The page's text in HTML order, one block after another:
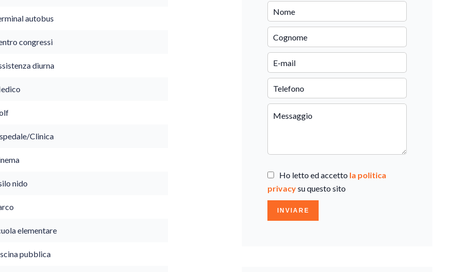
autobus
congressi
diurna
Clinica
nido
elementare
pubblica
Ho letto ed accetto la politica
privacysu questo sito
INVIARE